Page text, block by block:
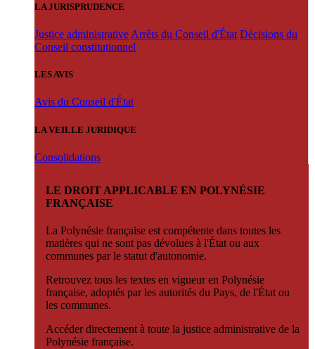
LA JURISPRUDENCE
Justice administrative Arrêts du Conseil d'État Décisions du
Conseil constitutionnel
LES AVIS
Avis du Conseil d'État
LA VEILLE JURIDIQUE
Consolidations
LE DROIT APPLICABLE EN POLYNÉSIE
FRANÇAISE
La Polynésie française est compétente dans toutes les
matières qui ne sont pas dévolues à l'État ou aux
communes par le statut d'autonomie.
Retrouvez tous les textes en vigueur en Polynésie
française, adoptés par les autorités du Pays, de l'État ou
les communes.
Accéder directement à toute la justice administrative de la
Polynésie française.